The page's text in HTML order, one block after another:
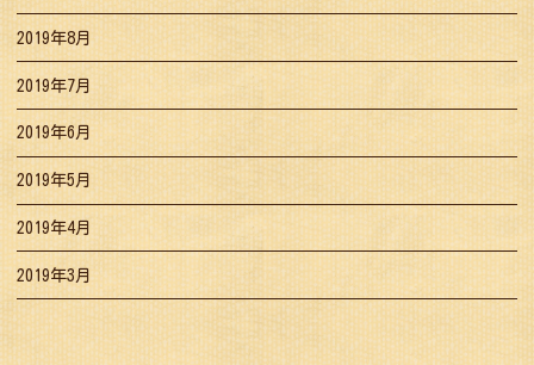
2019年8月
2019年7月
2019年6月
2019年5月
2019年4月
2019年3月